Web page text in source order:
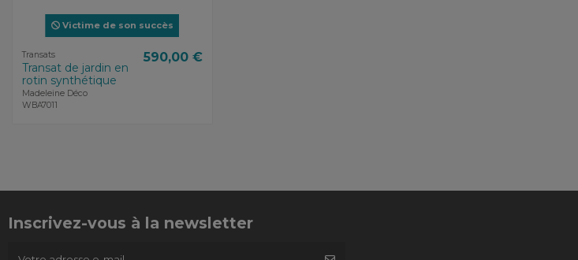
Victime de son succès
Transats
Transat de jardin en
rotin synthétique
Madeleine Déco
WBA7011
590,00 €
Inscrivez-vous à la newsletter